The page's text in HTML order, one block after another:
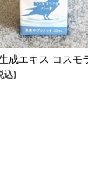
成エキス コスモ
込)